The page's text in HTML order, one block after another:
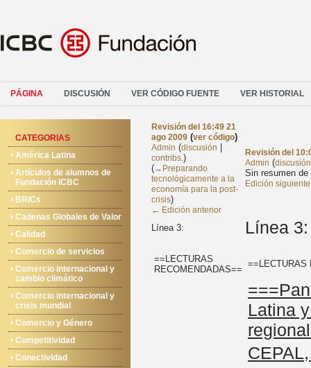
PÁGINA DISCUSIÓN VER CÓDIGO FUENTE VER HISTORIAL
CATEGORIAS
América Latina
Artículos de alumnos de
Fundación ICBC
BRICs
Cadenas Globales de Valor
Calidad
Comercio de servicios
Comercio internacional y
cambio climático
Comercio internacional y
crisis mundial
Comercio y Género
Competitividad
Conectividad
Revisión del 16:49 21
ago 2009 (ver código)
Admin (discusión
contribs.)
(→‎Preparando
tecnológicamente a la
economía para la post-
crisis)
← Edición anterior
Revisión del
Admin (discusión
Sin resumen de
Edición
Línea 3: Línea 3:
==LECTURAS
RECOMENDADAS==
==LECTURAS
Latina